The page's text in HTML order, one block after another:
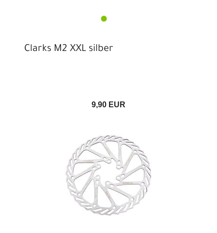
Clarks M2 XXL silber
9,90 EUR